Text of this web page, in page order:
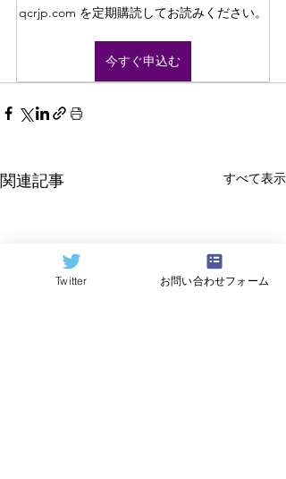
qcrjp.com を定期購読してお読みください。
今すぐ申込む
関連記事 すべて表示
Twitter お問い合わせフォーム